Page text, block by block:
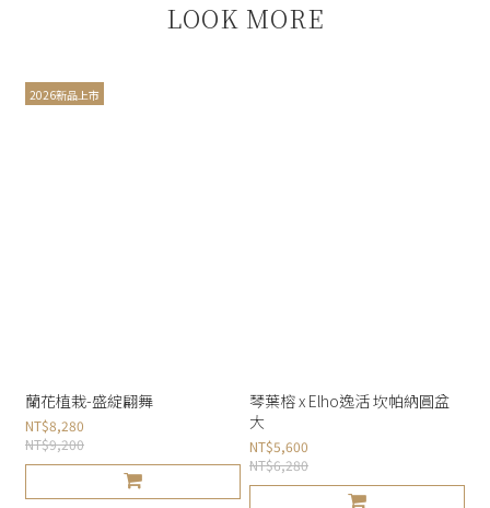
LOOK MORE
2026新品上市
蘭花植栽-盛綻翩舞
NT$8,280
NT$9,200
琴葉榕 x Elho逸活 坎帕納圓盆
大
NT$5,600
NT$6,280